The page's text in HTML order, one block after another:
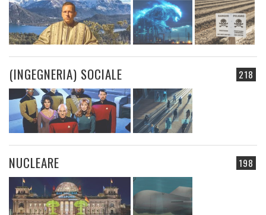
218
(INGEGNERIA) SOCIALE
198
NUCLEARE